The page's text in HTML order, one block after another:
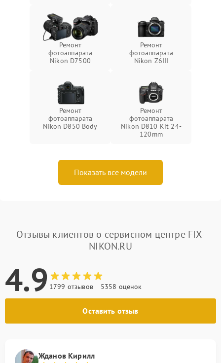
Ремонт
фотоаппарата
Nikon D7500
Ремонт
фотоаппарата
Nikon Z6III
Ремонт
фотоаппарата
Nikon D850 Body
Ремонт
фотоаппарата
Nikon D810 Kit 24-
120mm
Показать все модели
Отзывы клиентов о сервисном центре FIX-
NIKON.RU
4.9 1799 отзывов 5358 оценок
Оставить отзыв
Жданов Кирилл